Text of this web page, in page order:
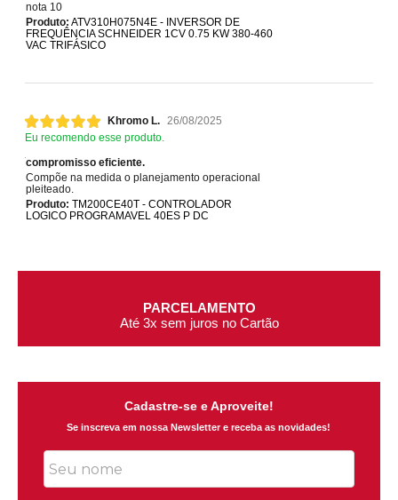
nota 10
Produto: ATV310H075N4E - INVERSOR DE
FREQUÊNCIA SCHNEIDER 1CV 0.75 KW 380-460
VAC TRIFÁSICO
Khromo L. 26/08/2025
Eu recomendo esse produto.
compromisso eficiente.
Compõe na medida o planejamento operacional
pleiteado.
Produto: TM200CE40T - CONTROLADOR
LOGICO PROGRAMAVEL 40ES P DC
PARCELAMENTO
Até 3x sem juros no Cartão
Cadastre-se e Aproveite!
Se inscreva em nossa Newsletter e receba as novidades!